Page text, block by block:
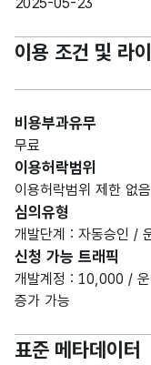
이용 조건 및 라
비용부과유무
무료
이용허락범위
이용허락범위 제한 없음
심의유형
개발단계 : 자동승인 /
신청 가능 트래픽
개발계정 : 10,000 / 운
증가 가능
표준 메타데이터